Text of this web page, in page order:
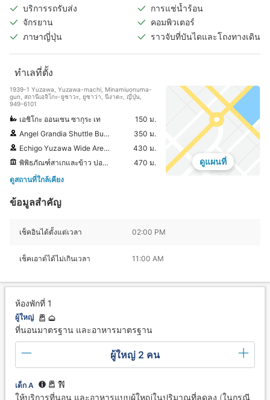
บริการรถรับส่ง
การแช่น้ำร้อน
จักรยาน
คอมพิวเตอร์
ภาษาญี่ปุ่น
ราวจับที่บันไดและโถงทางเดิน
ทำเลที่ตั้ง
1939-1 Yuzawa, Yuzawa-machi, Minamiuonuma-
gun, สถานีเอจิโกะ-ยูซาวะ, ยูซาว่า, นีงาตะ, ญี่ปุ่น,
949-6101
เอชิโกะ ออนเซน ซากุระ เท
150 ม.
Angel Grandia Shuttle Bus Pick-Up Point
350 ม.
Echigo Yuzawa Wide Area Tourist Information Center
430 ม.
พิพิธภัณฑ์สาเกและข้าว ปอนชุกัง
470 ม.
ดูสถานที่ใกล้เคียง
ดูแผนที่
ข้อมูลสำคัญ
เช็คอินได้ตั้งแต่เวลา 02:00 PM
เช็คเอาต์ได้ไม่เกินเวลา 11:00 AM
ห้องพักที่ 1
ผู้ใหญ่
ที่นอนมาตรฐาน และอาหารมาตรฐาน
ผู้ใหญ่ 2 คน
เด็ก A
ให้บริการที่นอน และอาหารแบบผู้ใหญ่ในปริมาณที่ลดลง (ในกรณี